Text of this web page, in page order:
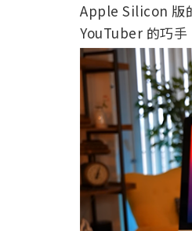
Apple Silicon 版
YouTuber 的巧手